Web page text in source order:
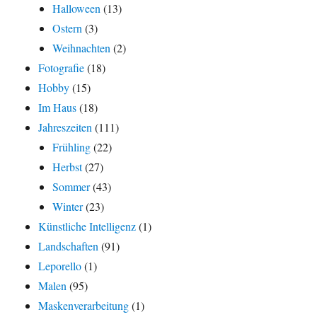
Halloween(13)
Ostern(3)
Weihnachten(2)
Fotografie(18)
Hobby(15)
Im Haus(18)
Jahreszeiten(111)
Frühling(22)
Herbst(27)
Sommer(43)
Winter(23)
Künstliche Intelligenz(1)
Landschaften(91)
Leporello(1)
Malen(95)
Maskenverarbeitung(1)